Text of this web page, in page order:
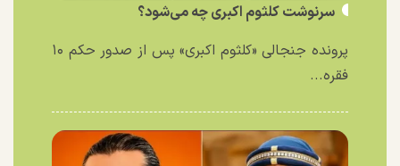
سرنوشت کلثوم اکبری چه می‌شود؟
پرونده جنجالی «کلثوم اکبری» پس از صدور حکم ۱۰
فقره...